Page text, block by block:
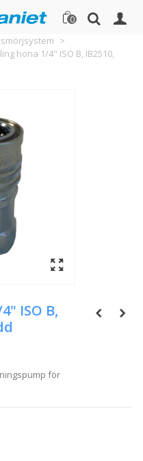
0
>
hona 1/4" ISO B, IB2510,
ISO B,
för